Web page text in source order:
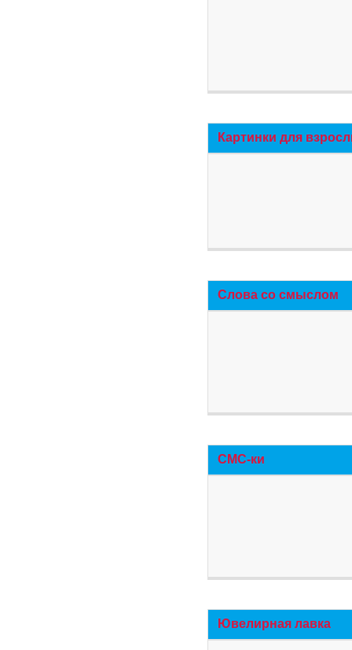
Картинки для
Слова со смыслом
СМС-ки
Ювелирная лавка